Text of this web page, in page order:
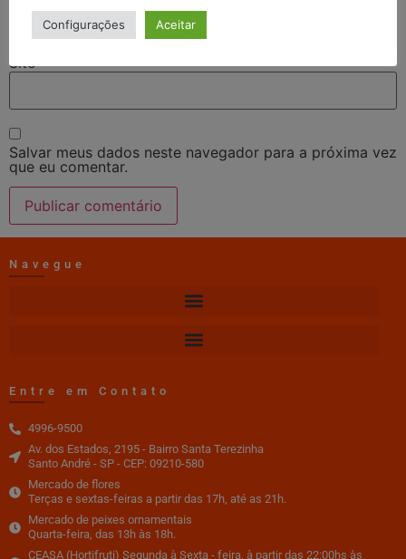
Site
Salvar meus dados neste navegador para a próxima vez
que eu comentar.
Navegue
Entre em Contato
4996-9500
Av. dos Estados, 2195 - Bairro Santa Terezinha
Santo André - SP - CEP: 09210-580
Mercado de flores
Terças e sextas-feiras a partir das 17h, até as 21h.
Mercado de peixes ornamentais
Quarta-feira, das 13h às 18h.
CEASA (Hortifruti) Segunda à Sexta - feira, à partir das 22:00hs às
Configurações Aceitar